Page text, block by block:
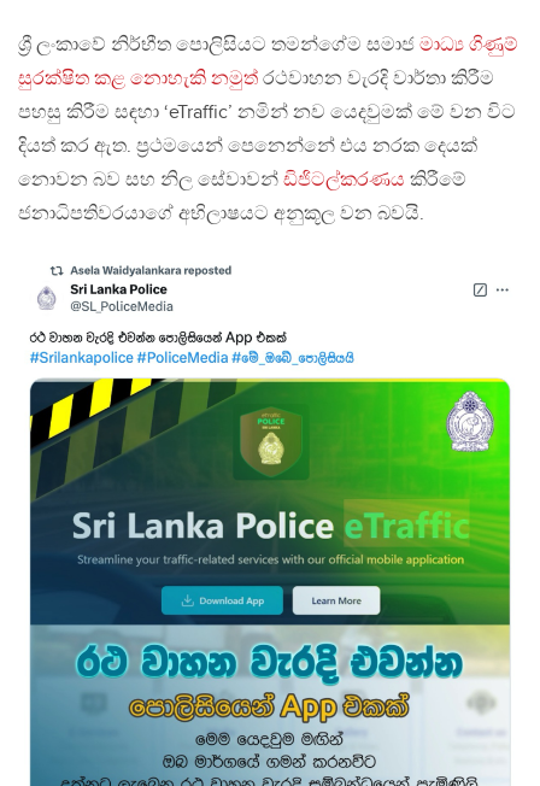
ශ්‍රී ලංකාවේ නිර්භීත පොලිසියට තමන්ගේම සමාජ මාධ්‍ය ගිණුම්
සුරක්ෂිත කළ නොහැකි නමුත් රථවාහන වැරදි වාර්තා කිරීම
පහසු කිරීම සඳහා ‘eTraffic’ නමින් නව යෙදවුමක් මේ වන විට
දියත් කර ඇත. ප්‍රථමයෙන් පෙනෙන්නේ එය නරක දෙයක්
නොවන බව සහ නිල සේවාවන් ඩිජිටල්කරණය කිරීමේ
ජනාධිපතිවරයාගේ අභිලාෂයට අනුකූල වන බවයි.